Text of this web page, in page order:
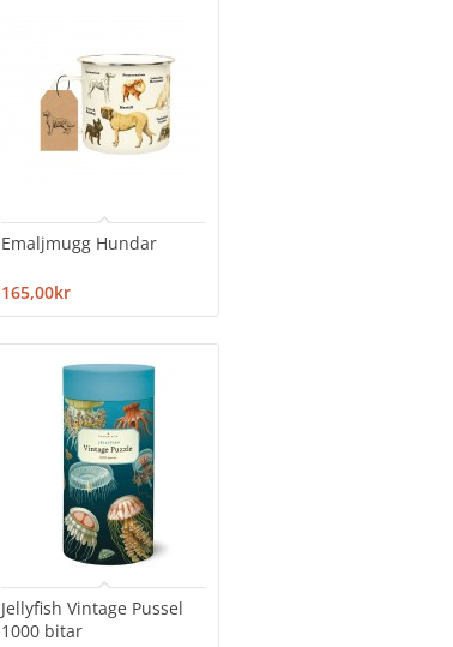
Emaljmugg Hundar
165,00kr
Jellyfish Vintage Pussel
1000 bitar